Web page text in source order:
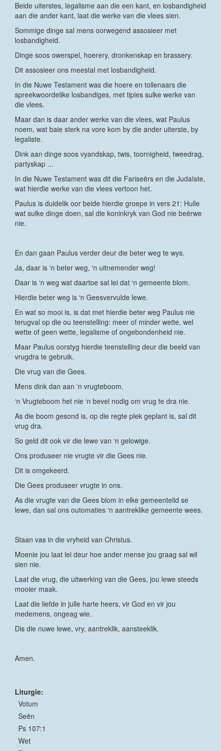
Beide uiterstes, legalisme aan die een kant, en losbandigheid
aan die ander kant, laat die werke van die vlees sien.
Sommige dinge sal mens oorwegend assosieer met
losbandigheid.
Dinge soos owerspel, hoerery, dronkenskap en brassery.
Dit assosieer ons meestal met losbandigheid.
In die Nuwe Testament was die hoere en tollenaars die
spreekwoordelike losbandiges, met tipies sulke werke van
die vlees.
Maar dan is daar ander werke van die vlees, wat Paulus
noem, wat baie sterk na vore kom by die ander uiterste, by
legaliste.
Dink aan dinge soos vyandskap, twis, toornigheid, tweedrag,
partyskap ...
In die Nuwe Testament was dit die Fariseërs en die Judaïste,
wat hierdie werke van die vlees vertoon het.
Paulus is duidelik oor beide hierdie groepe in vers 21: Hulle
wat sulke dinge doen, sal die koninkryk van God nie beërwe
nie.
En dan gaan Paulus verder deur die beter weg te wys.
Ja, daar is ‘n beter weg, ‘n uitnemender weg!
Daar is ‘n weg wat daartoe sal lei dat ‘n gemeente blom.
Hierdie beter weg is ‘n Geesvervulde lewe.
En wat so mooi is, is dat met hierdie beter weg Paulus nie
terugval op die ou teenstelling: meer of minder wette, wel
wette of geen wette, legalisme of ongebondenheid nie.
Maar Paulus oorstyg hierdie teenstelling deur die beeld van
vrugdra te gebruik.
Die vrug van die Gees.
Mens dink dan aan ‘n vrugteboom.
‘n Vrugteboom het nie ‘n bevel nodig om vrug te dra nie.
As die boom gesond is, op die regte plek geplant is, sal dit
vrug dra.
So geld dit ook vir die lewe van ‘n gelowige.
Ons produseer nie vrugte vir die Gees nie.
Dit is omgekeerd.
Die Gees produseer vrugte in ons.
As die vrugte van die Gees blom in elke gemeentelid se
lewe, dan sal ons outomaties ‘n aantreklike gemeente wees.
Staan vas in die vryheid van Christus.
Moenie jou laat lei deur hoe ander mense jou graag sal wil
sien nie.
Laat die vrug, die uitwerking van die Gees, jou lewe steeds
mooier maak.
Laat die liefde in julle harte heers, vir God en vir jou
medemens, ongeag wie.
Dis die nuwe lewe, vry, aantreklik, aansteeklik.
Amen.
Liturgie:
Votum
Seën
Ps 107:1
Wet